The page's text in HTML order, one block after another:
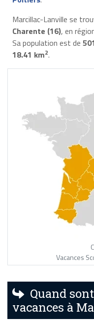
Marcillac-Lanville se
Charente (16), en
Sa population est de
18.41 km2.
Vacances
Quand
vacances à